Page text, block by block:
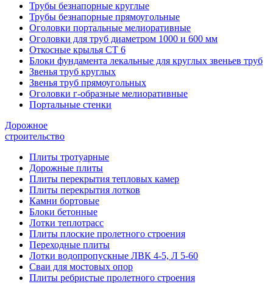
Трубы безнапорные круглые
Трубы безнапорные прямоугольные
Оголовки портальные мелиоративные
Оголовки для труб диаметром 1000 и 600 мм
Откосные крылья СТ 6
Блоки фундамента лекальные для круглых звеньев труб
Звенья труб круглых
Звенья труб прямоугольных
Оголовки г-образные мелиоративные
Портальные стенки
Дорожное
строительство
Плиты тротуарные
Дорожные плиты
Плиты перекрытия тепловых камер
Плиты перекрытия лотков
Камни бортовые
Блоки бетонные
Лотки теплотрасс
Плиты плоские пролетного строения
Переходные плиты
Лотки водопропускные ЛВК 4-5, Л 5-60
Сваи для мостовых опор
Плиты ребристые пролетного строения